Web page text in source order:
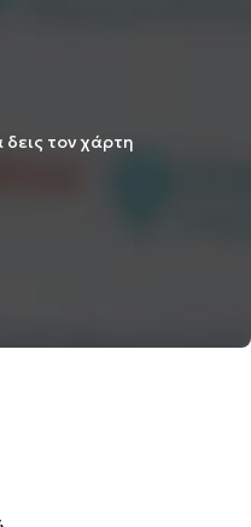
δεις τον χάρτη